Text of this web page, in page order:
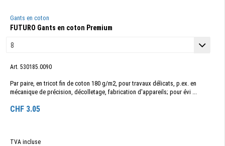
Gants en coton
FUTURO Gants en coton Premium
Art. 530185.0090
Par paire, en tricot fin de coton 180 g/m2, pour travaux délicats, p.ex. en
mécanique de précision, décolletage, fabrication d'appareils; pour évi ...
CHF 3.05
TVA incluse